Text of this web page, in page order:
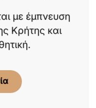
με έμπνευση
Κρήτης και